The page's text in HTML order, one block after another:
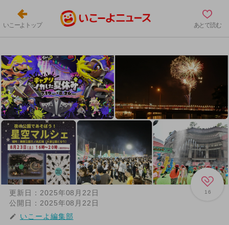
いこーよトップ あとで読む
16
更新日： 2025年08月22日
公開日： 2025年08月22日
いこーよ編集部